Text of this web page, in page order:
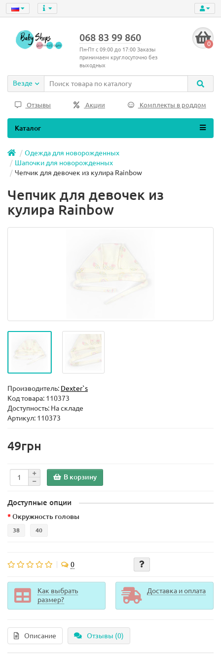
068 83 99 860
Пн-Пт с 09:00 до 17:00 Заказы
принимаем круглосуточно без
выходных
0
Везде
Отзывы Акции Комплекты в роддом
Каталог
Одежда для новорожденных
Шапочки для новорожденных
Чепчик для девочек из кулира Rainbow
Чепчик для девочек из
кулира Rainbow
Производитель: Dexter`s
Код товара: 110373
Доступность: На складе
Артикул: 110373
49грн
В корзину
Доступные опции
Окружность головы
38 40
0
Как выбрать
размер?
Доставка и оплата
Описание Отзывы (0)